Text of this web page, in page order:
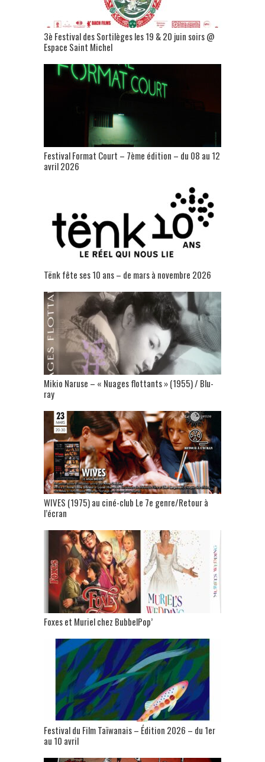
3è Festival des Sortilèges les 19 & 20 juin soirs @
Espace Saint Michel
Festival Format Court – 7ème édition – du 08 au 12
avril 2026
Tënk fête ses 10 ans – de mars à novembre 2026
Mikio Naruse – « Nuages flottants » (1955) / Blu-
ray
WIVES (1975) au ciné-club Le 7e genre/Retour à
l’écran
Foxes et Muriel chez BubbelPop’
Festival du Film Taïwanais – Édition 2026 – du 1er
au 10 avril